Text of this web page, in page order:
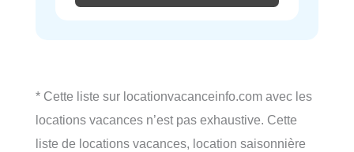
* Cette liste sur locationvacanceinfo.com avec les
locations vacances n’est pas exhaustive. Cette
liste de locations vacances, location saisonnière